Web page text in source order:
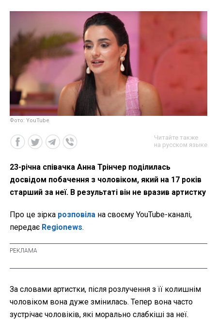
Фото: YouTube
Читайте также
на русском языке
23-річна співачка Анна Трінчер поділилась
досвідом побачення з чоловіком, який на 17 років
старший за неї. В результаті він не вразив артистку
Про це зірка розповіла на своєму YouTube-каналі,
передає Regionews.
За словами артистки, після розлучення з її колишнім
чоловіком вона дуже змінилась. Тепер вона часто
зустрічає чоловіків, які морально слабкіші за неї.